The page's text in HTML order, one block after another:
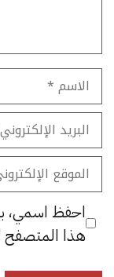
الاسم
البريد
الإلكتروني
الموقع
الإلكتروني
احفظ اسمي،
هذا المتصفح